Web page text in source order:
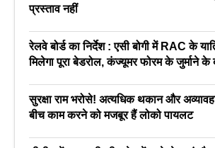
प्रस्ताव नहीं
रेलवे बोर्ड का निर्देश : एसी बोगी में RAC के
मिलेगा पूरा बेडरोल, कंज्यूमर फोरम के जुर्माने के
सुरक्षा राम भरोसे! अत्यधिक थकान और
बीच काम करने को मजबूर हैं लोको पायलट